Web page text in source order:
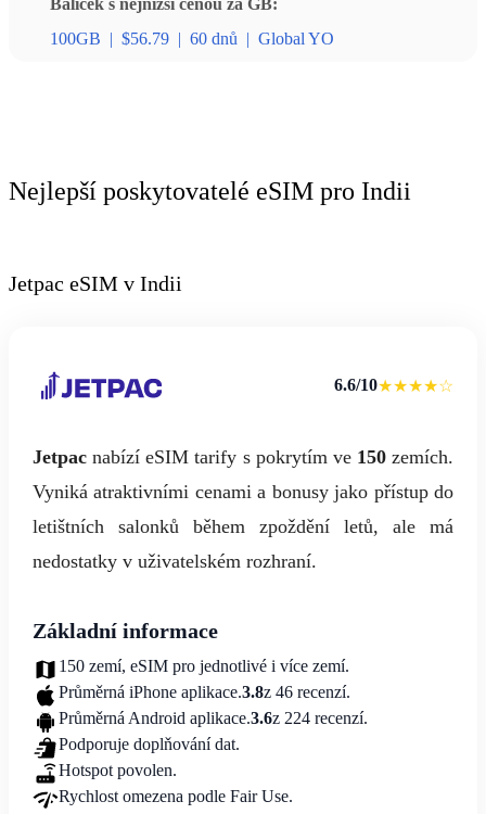
100GB | $56.79 | 60 dnů | Global YO
Nejlepší poskytovatelé eSIM pro Indii
Jetpac eSIM v Indii
6.6/10★★★★☆
Jetpacnabízí eSIM tarify s pokrytím ve 150 zemích.
Vyniká atraktivními cenami a bonusy jako přístup do
letištních salonků během zpoždění letů, ale má
nedostatky v uživatelském rozhraní.
Základní informace
150 zemí, eSIM pro jednotlivé i více zemí.
Průměrná iPhone aplikace.3.8z 46 recenzí.
Průměrná Android aplikace.3.6z 224 recenzí.
Podporuje doplňování dat.
Hotspot povolen.
Rychlost omezena podle Fair Use.